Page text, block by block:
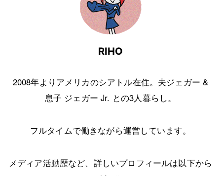
RIHO
2008年よりアメリカのシアトル在住。夫ジェガー &
息子 ジェガー Jr. との3人暮らし。
フルタイムで働きながら運営しています。
メディア活動歴など、詳しいプロフィールは以下から